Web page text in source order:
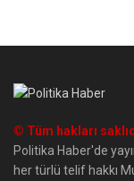
© Tüm hakları
Politika Haber'de
her türlü telif hakkı